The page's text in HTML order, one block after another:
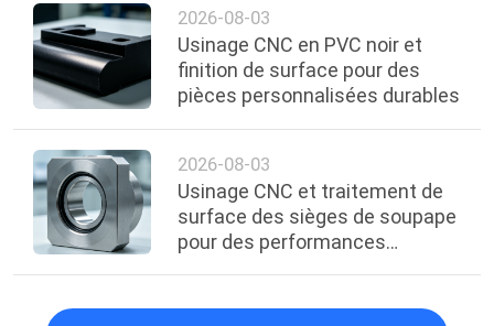
2026-08-03
Usinage CNC en PVC noir et
finition de surface pour des
pièces personnalisées durables
2026-08-03
Usinage CNC et traitement de
surface des sièges de soupape
pour des performances